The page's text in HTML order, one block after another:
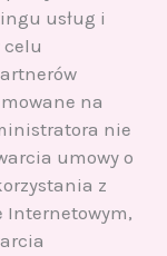
usług i
na
nie
umowy o
z
Internetowym,